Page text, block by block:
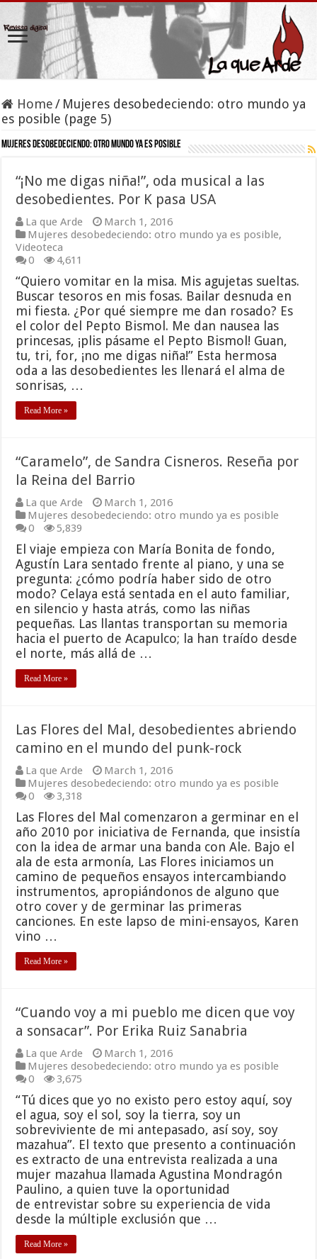
Home / Mujeres desobedeciendo: otro mundo ya
es posible (page 5)
Mujeres desobedeciendo: otro mundo ya es posible
“¡No me digas niña!”, oda musical a las
desobedientes. Por K pasa USA
La que Arde
March 1, 2016
Mujeres desobedeciendo: otro mundo ya es posible,
Videoteca
0
4,611
“Quiero vomitar en la misa. Mis agujetas sueltas.
Buscar tesoros en mis fosas. Bailar desnuda en
mi fiesta. ¿Por qué siempre me dan rosado? Es
el color del Pepto Bismol. Me dan nausea las
princesas, ¡plis pásame el Pepto Bismol! Guan,
tu, tri, for, ¡no me digas niña!” Esta hermosa
oda a las desobedientes les llenará el alma de
sonrisas, …
Read More »
“Caramelo”, de Sandra Cisneros. Reseña por
la Reina del Barrio
La que Arde
March 1, 2016
Mujeres desobedeciendo: otro mundo ya es posible
0
5,839
El viaje empieza con María Bonita de fondo,
Agustín Lara sentado frente al piano, y una se
pregunta: ¿cómo podría haber sido de otro
modo? Celaya está sentada en el auto familiar,
en silencio y hasta atrás, como las niñas
pequeñas. Las llantas transportan su memoria
hacia el puerto de Acapulco; la han traído desde
el norte, más allá de …
Read More »
Las Flores del Mal, desobedientes abriendo
camino en el mundo del punk-rock
La que Arde
March 1, 2016
Mujeres desobedeciendo: otro mundo ya es posible
0
3,318
Las Flores del Mal comenzaron a germinar en el
año 2010 por iniciativa de Fernanda, que insistía
con la idea de armar una banda con Ale. Bajo el
ala de esta armonía, Las Flores iniciamos un
camino de pequeños ensayos intercambiando
instrumentos, apropiándonos de alguno que
otro cover y de germinar las primeras
canciones. En este lapso de mini-ensayos, Karen
vino …
Read More »
“Cuando voy a mi pueblo me dicen que voy
a sonsacar”. Por Erika Ruiz Sanabria
La que Arde
March 1, 2016
Mujeres desobedeciendo: otro mundo ya es posible
0
3,675
“Tú dices que yo no existo pero estoy aquí, soy
el agua, soy el sol, soy la tierra, soy un
sobreviviente de mi antepasado, así soy, soy
mazahua”. El texto que presento a continuación
es extracto de una entrevista realizada a una
mujer mazahua llamada Agustina Mondragón
Paulino, a quien tuve la oportunidad
de entrevistar sobre su experiencia de vida
desde la múltiple exclusión que …
Read More »